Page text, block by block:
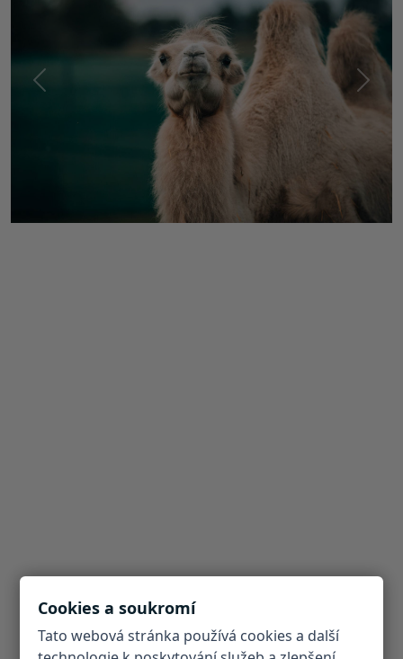
Předchozí Další
Cookies a soukromí
Tato webová stránka používá cookies a další